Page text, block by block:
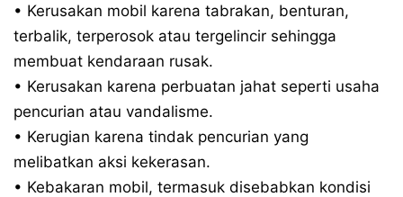
• Kerusakan mobil karena tabrakan, benturan,
terbalik, terperosok atau tergelincir sehingga
membuat kendaraan rusak.
• Kerusakan karena perbuatan jahat seperti usaha
pencurian atau vandalisme.
• Kerugian karena tindak pencurian yang
melibatkan aksi kekerasan.
• Kebakaran mobil, termasuk disebabkan kondisi